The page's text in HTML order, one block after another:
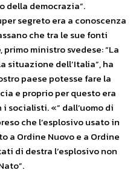
della democrazia”.
segreto era a conoscenza
che tra le sue fonti
ministro svedese: “La
situazione dell’Italia”, ha
paese potesse fare la
e proprio per questo era
socialisti. «” dall’uomo di
che l’esplosivo usato in
a Ordine Nuovo e a Ordine
di destra l’esplosivo non